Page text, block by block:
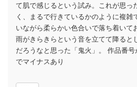
て肌で感じるという試み。これが思っ
く、まるで行きているかのように複雑
いながら柔らかい色合いで落ち着いて
雨がきらきらという音を立てて降ると
だろうなと思った「鬼火」。 作品番
でマイナスあり